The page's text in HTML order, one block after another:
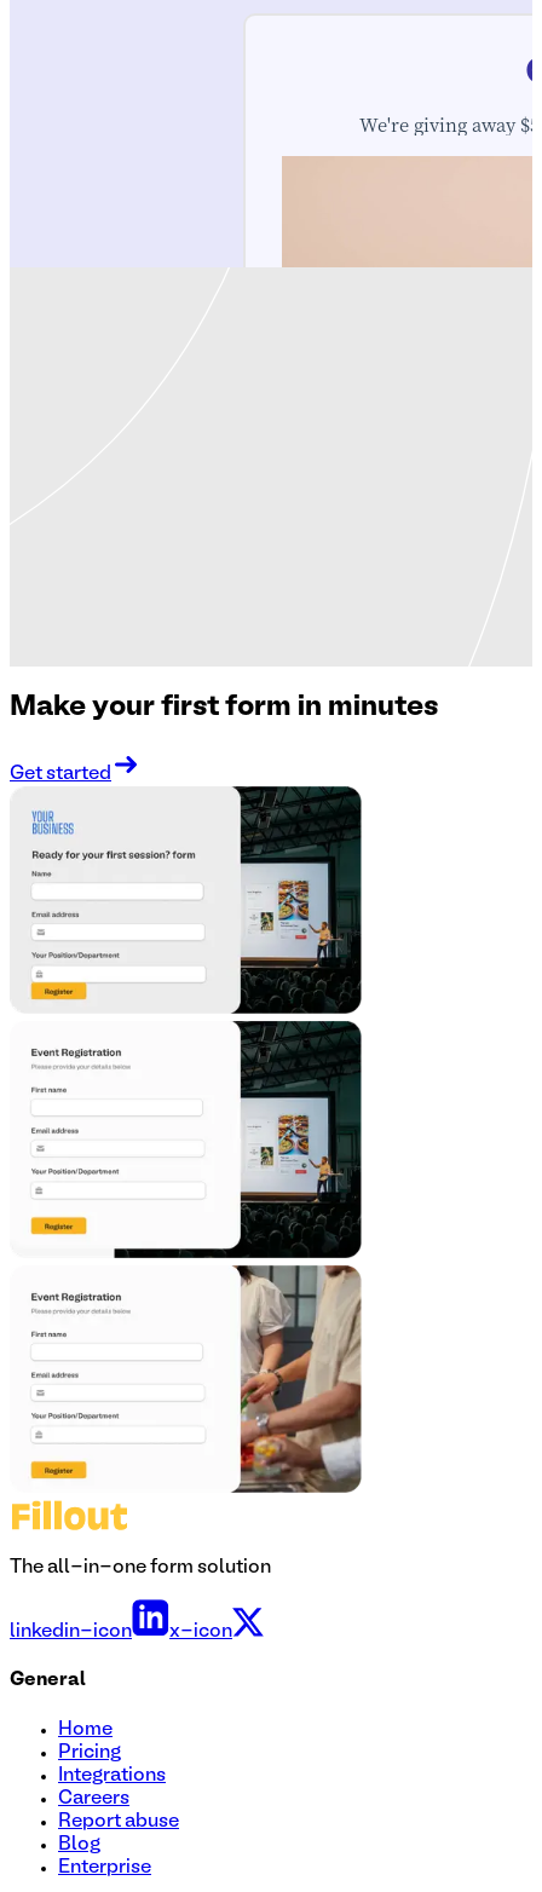
Make your first form in minutes
Get started
The all-in-one form solution
linkedin-icon x-icon
General
Home
Pricing
Integrations
Careers
Report abuse
Blog
Enterprise